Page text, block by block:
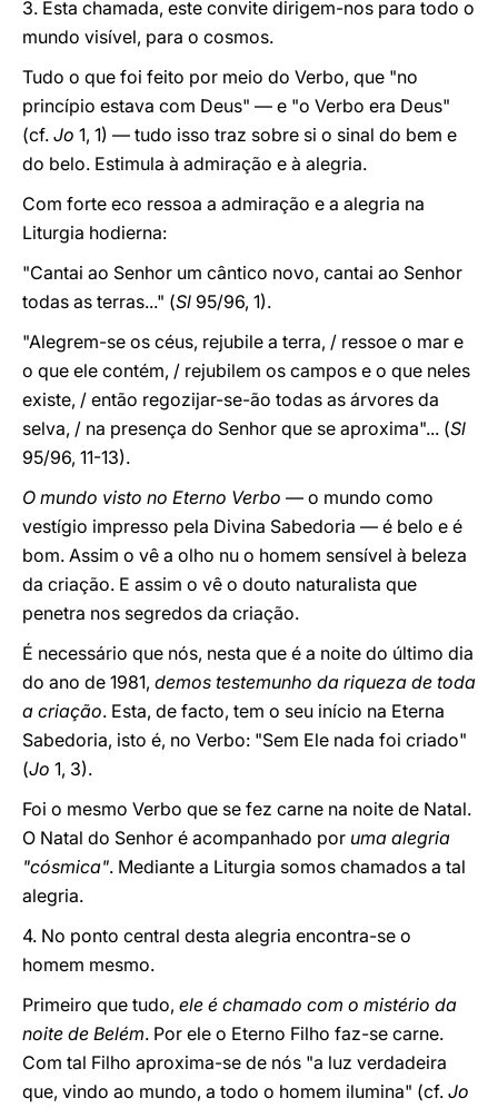
3. Esta chamada, este convite dirigem-nos para todo o
mundo visível, para o cosmos.
Tudo o que foi feito por meio do Verbo, que "no
princípio estava com Deus" — e "o Verbo era Deus"
(cf. Jo 1, 1) — tudo isso traz sobre si o sinal do bem e
do belo. Estimula à admiração e à alegria.
Com forte eco ressoa a admiração e a alegria na
Liturgia hodierna:
"Cantai ao Senhor um cântico novo, cantai ao Senhor
todas as terras..." (Sl 95/96, 1).
"Alegrem-se os céus, rejubile a terra, / ressoe o mar e
o que ele contém, / rejubilem os campos e o que neles
existe, / então regozijar-se-ão todas as árvores da
selva, / na presença do Senhor que se aproxima"... (Sl
95/96, 11-13).
O mundo visto no Eterno Verbo — o mundo como
vestígio impresso pela Divina Sabedoria — é belo e é
bom. Assim o vê a olho nu o homem sensível à beleza
da criação. E assim o vê o douto naturalista que
penetra nos segredos da criação.
É necessário que nós, nesta que é a noite do último dia
do ano de 1981, demos testemunho da riqueza de toda
a criação. Esta, de facto, tem o seu início na Eterna
Sabedoria, isto é, no Verbo: "Sem Ele nada foi criado"
(Jo 1, 3).
Foi o mesmo Verbo que se fez carne na noite de Natal.
O Natal do Senhor é acompanhado por uma alegria
"cósmica". Mediante a Liturgia somos chamados a tal
alegria.
4. No ponto central desta alegria encontra-se o
homem mesmo.
Primeiro que tudo, ele é chamado com o mistério da
noite de Belém. Por ele o Eterno Filho faz-se carne.
Com tal Filho aproxima-se de nós "a luz verdadeira
que, vindo ao mundo, a todo o homem ilumina" (cf. Jo